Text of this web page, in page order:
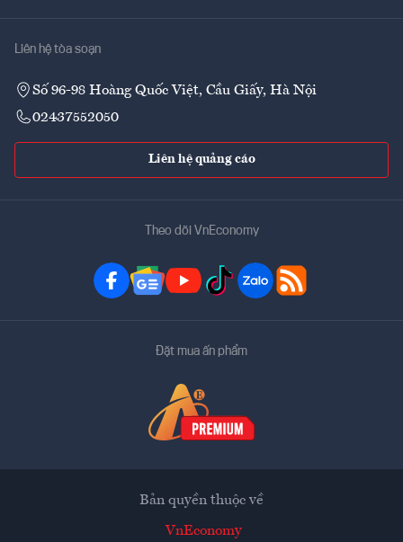
Liên hệ tòa soạn
Số 96-98 Hoàng Quốc Việt, Cầu Giấy, Hà Nội
02437552050
Liên hệ quảng cáo
Theo dõi VnEconomy
Đặt mua ấn phẩm
Bản quyền thuộc về
VnEconomy